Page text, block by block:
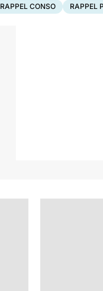
RAPPEL CONSO RAPPEL